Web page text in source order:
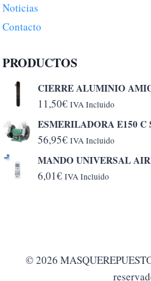
Noticias
Contacto
PRODUCTOS
CIERRE ALUMINIO
11,50€ IVA Incluido
ESMERILADORA E150 C
56,95€ IVA Incluido
MANDO UNIVERSAL
6,01€ IVA Incluido
© 2026